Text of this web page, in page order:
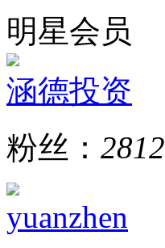
明星会员
涵德投资
粉丝： 2812
yuanzhen